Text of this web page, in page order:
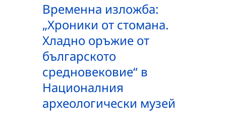
Временна изложба:
„Хроники от стомана.
Хладно оръжие от
българското
средновековие“ в
Националния
археологически музей